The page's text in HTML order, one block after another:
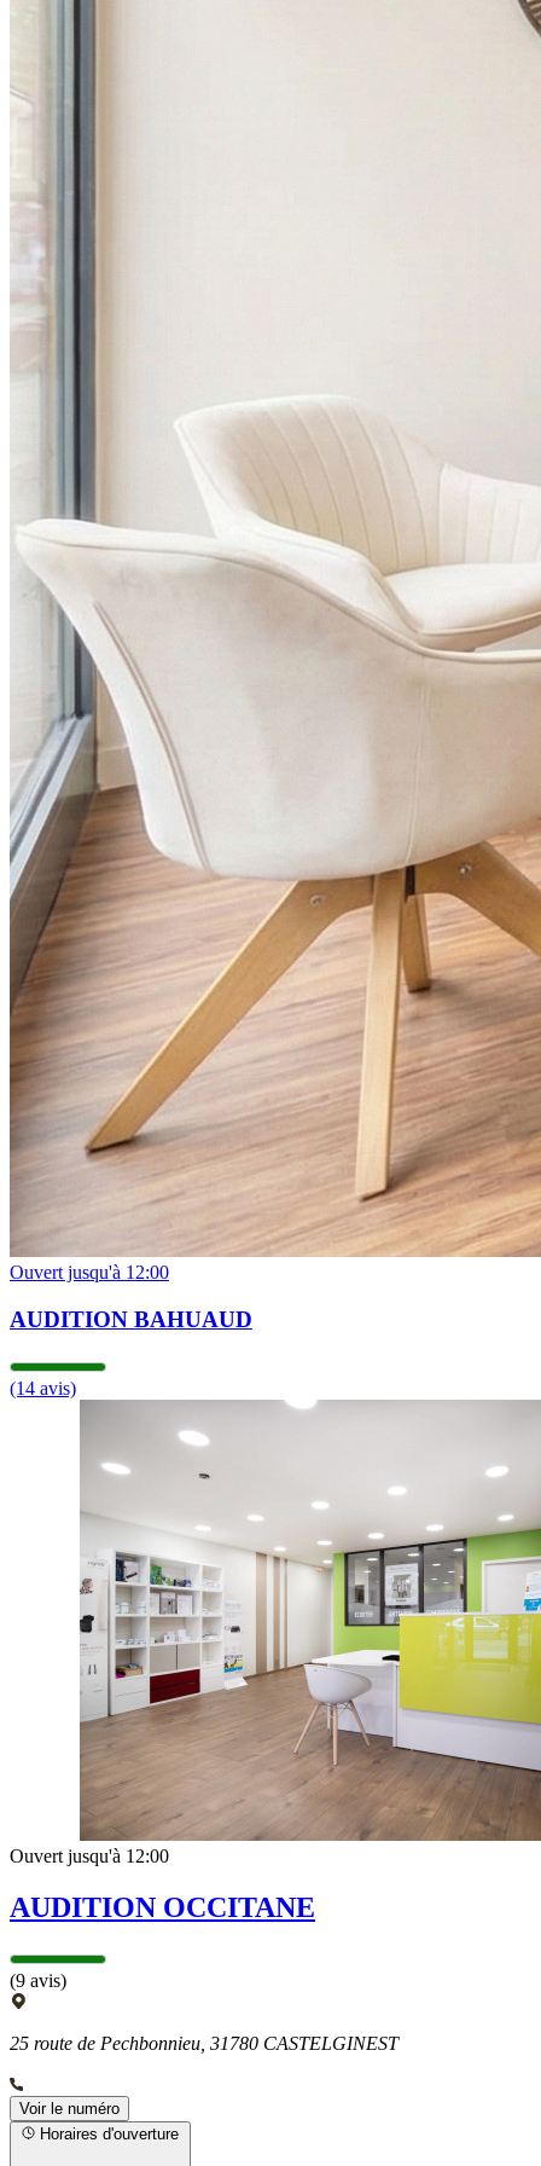
Ouvert jusqu'à 12:00
AUDITION BAHUAUD
(14 avis)
Ouvert jusqu'à 12:00
AUDITION OCCITANE
(9 avis)
25 route de Pechbonnieu, 31780 CASTELGINEST
Voir le numéro
Horaires d'ouverture